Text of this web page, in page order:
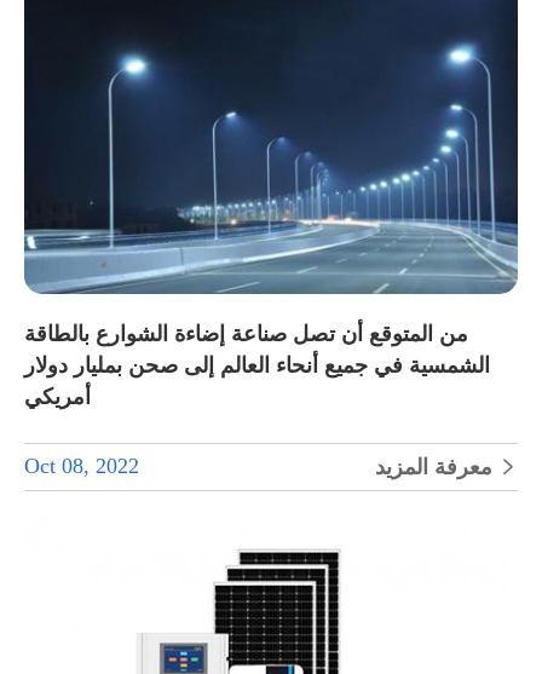
من المتوقع أن تصل صناعة إضاءة الشوارع بالطاقة
الشمسية في جميع أنحاء العالم إلى صحن بمليار دولار
أمريكي
Oct 08, 2022 